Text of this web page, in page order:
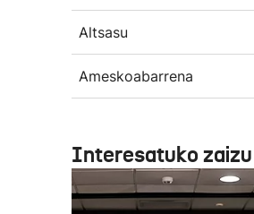
Altsasu
Ameskoabarrena
Interesatuko zaizu